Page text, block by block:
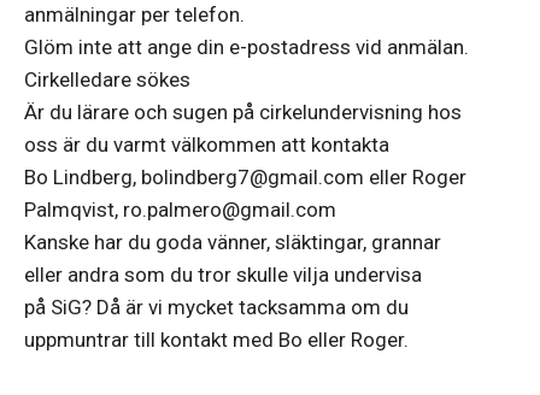
anmälningar per telefon.
Glöm inte att ange din e-postadress vid anmälan.
Cirkelledare sökes
Är du lärare och sugen på cirkelundervisning hos
oss är du varmt välkommen att kontakta
Bo Lindberg, bolindberg7@gmail.com eller Roger
Palmqvist, ro.palmero@gmail.com
Kanske har du goda vänner, släktingar, grannar
eller andra som du tror skulle vilja undervisa
på SiG? Då är vi mycket tacksamma om du
uppmuntrar till kontakt med Bo eller Roger.